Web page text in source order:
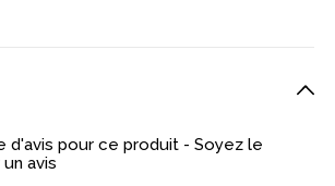
d'avis pour ce produit - Soyez le
avis